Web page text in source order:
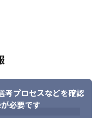
考プロセスなどを確認
必要です